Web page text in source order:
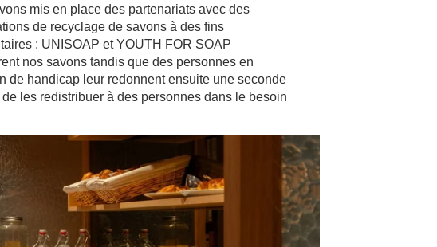
mis en place des partenariats avec des
de recyclage de savons à des fins
: UNISOAP et YOUTH FOR SOAP
nos savons tandis que des personnes en
de handicap leur redonnent ensuite une seconde
les redistribuer à des personnes dans le besoin
NL